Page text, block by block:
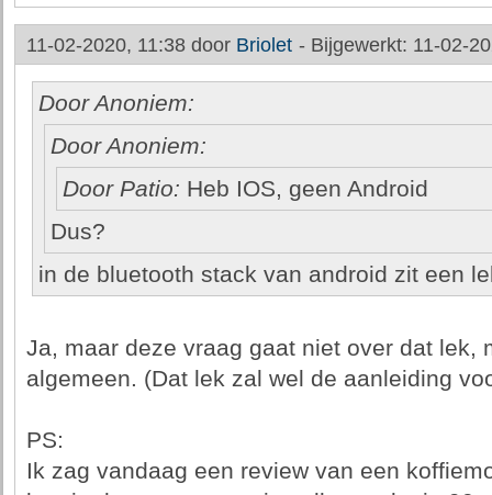
11-02-2020, 11:38 door Briolet - Bijgewerkt: 11-02-
Door Anoniem:
Door Anoniem:
Door Patio: Heb IOS, geen Android
Dus?
in de bluetooth stack van android zit een
Ja, maar deze vraag gaat niet over dat lek,
algemeen. (Dat lek zal wel de aanleiding
PS:
Ik zag vandaag een review van een